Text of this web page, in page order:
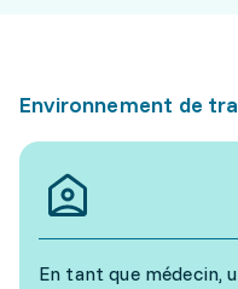
Environnement de
En tant que médecin,